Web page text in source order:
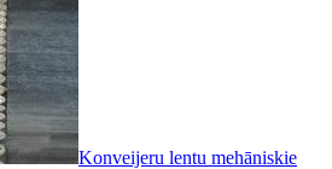
Konveijeru lentu mehāniskie